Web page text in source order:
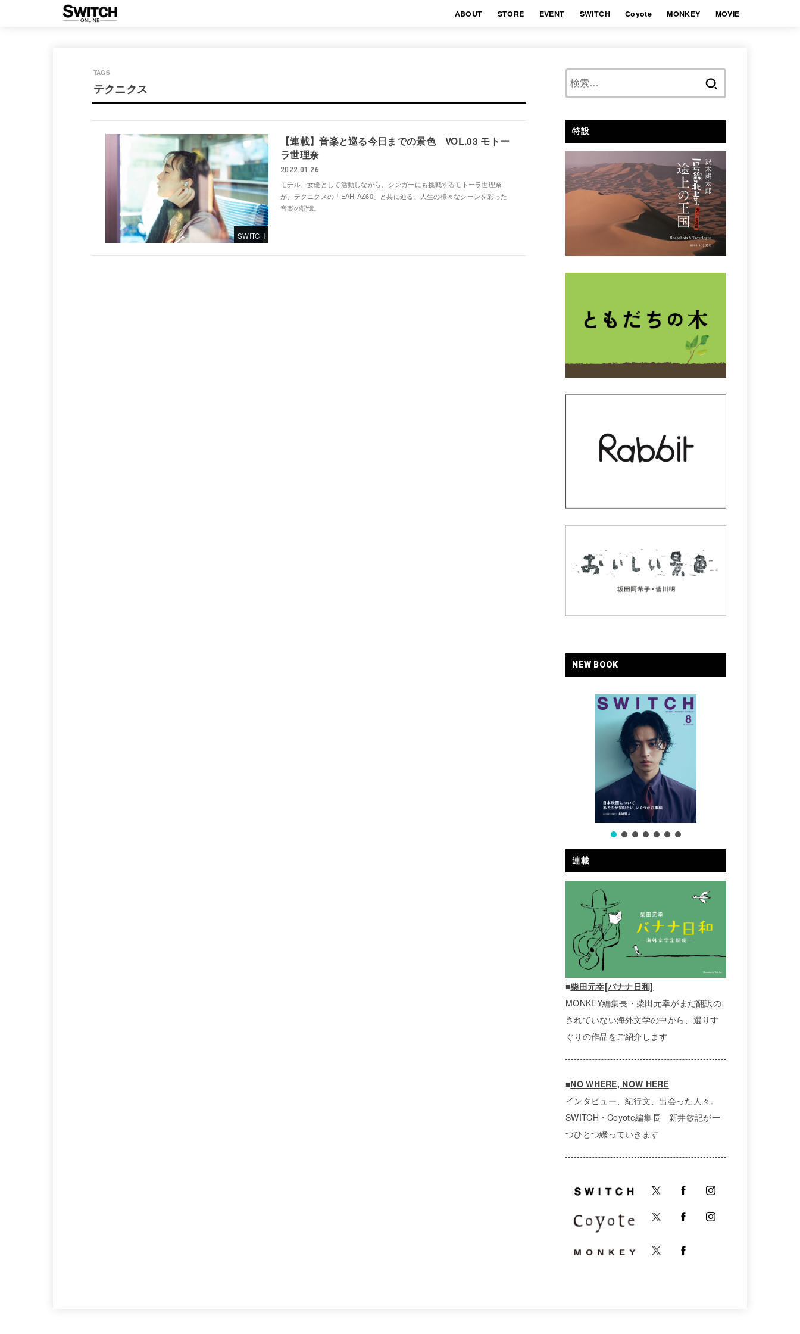
ABOUT STORE EVENT SWITCH Coyote MONKEY MOVIE
テクニクス
SWITCH
【連載】音楽と巡る今日までの景色 VOL.03 モトー
ラ世理奈
2022.01.26
モデル、女優として活動しながら、シンガーにも挑戦するモトーラ世理奈
が、テクニクスの「EAH-AZ60」と共に辿る、人生の様々なシーンを彩った
音楽の記憶。
特設
NEW BOOK
連載
■柴田元幸[バナナ日和]
MONKEY編集長・柴田元幸がまだ翻訳の
されていない海外文学の中から、選りす
ぐりの作品をご紹介します
■NO WHERE, NOW HERE
インタビュー、紀行文、出会った人々。
SWITCH・Coyote編集長 新井敏記が一
つひとつ綴っていきます